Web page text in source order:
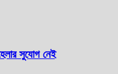
সুযোগ নেই